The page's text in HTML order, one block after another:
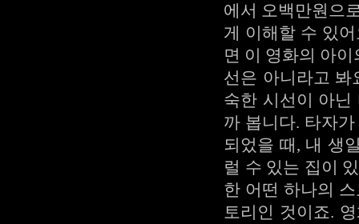
에서 오백만원으
게 이해할 수 있
면 이 영화의 아
선은 아니라고 봐
숙한 시선이 아닌
까 봅니다. 타자
되었을 때, 내 생
럴 수 있는 집이
한 어떤 하나의
토리인 것이죠.